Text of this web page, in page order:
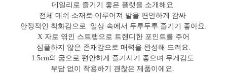
데일리로 즐기기 좋은 플랫을 소개해요.
전체 메쉬 소재로 이루어져 발을 편안하게 감싸
안정적인 착화감으로 일상 속에서 두루두루 즐기기 좋아요.
X 자로 엮인 스트랩으로 트렌디한 포인트를 주어
심플하지 않은 존재감으로 매력을 완성해 드려요.
1.5cm의 굽으로 편안하게 즐기시기 좋으며 무게감도
부담 없이 착용하기 괜찮은 제품이에요.